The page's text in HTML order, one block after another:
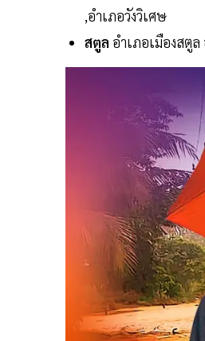
,อำเภอวังวิเศษ
สตูล อำเภอเมืองสตู